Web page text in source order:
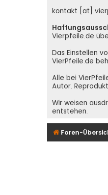
kontakt [at]
Vierpfeile.de
Das Einstellen
VierPfeile.de
Alle bei
Autor.
Wir weisen
entstehen.
Foren-